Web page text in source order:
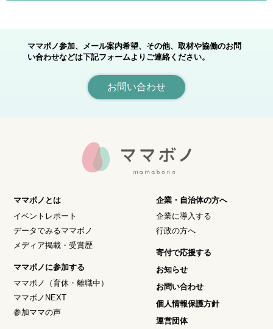
ママボノ参加、メール案内希望、その他、取材や協働のお問
い合わせなどは下記フォームよりご連絡ください。
お問い合わせ
ママボノとは
イベントレポート
データでみるママボノ
メディア掲載・受賞歴
ママボノに参加する
ママボノ（育休・離職中）
ママボノNEXT
参加ママの声
企業・自治体の方へ
企業に導入する
行政の方へ
寄付で応援する
お知らせ
お問い合わせ
個人情報保護方針
運営団体